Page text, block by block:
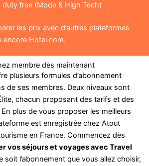
free (Mode & High Tech)
les prix avec d’autres plateformes
encore Hotel.com.
membre dès maintenant
plusieurs formules d’abonnement
de ses membres. Deux niveaux sont
chacun proposant des tarifs et des
plus de vous proposer les meilleurs
est enregistrée chez Atout
en France. Commencez dès
vos séjours et voyages avec Travel
soit l’abonnement que vous allez choisir,